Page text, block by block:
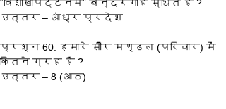
“विशाखापट्टनम” बन्दरगाह स्थित है ?
उत्तर – आंध्र प्रदेश
प्रश्‍न 60. हमारे सौर मण्डल (परिवार) में
कितने ग्रह है ?
उत्तर – 8 (आठ)